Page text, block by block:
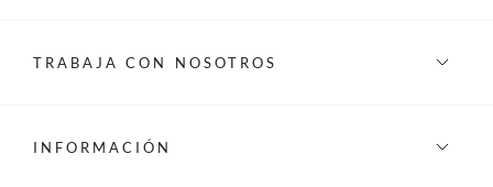
TRABAJA CON NOSOTROS
INFORMACIÓN